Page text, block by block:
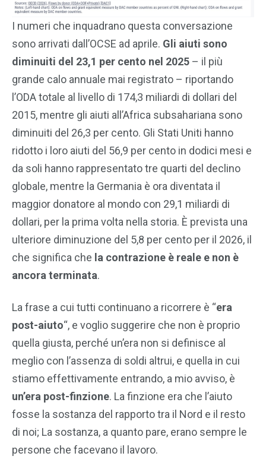
I numeri che inquadrano questa conversazione
sono arrivati dall’OCSE ad aprile. Gli aiuti sono
diminuiti del 23,1 per cento nel 2025 – il più
grande calo annuale mai registrato – riportando
l’ODA totale al livello di 174,3 miliardi di dollari del
2015, mentre gli aiuti all’Africa subsahariana sono
diminuiti del 26,3 per cento. Gli Stati Uniti hanno
ridotto i loro aiuti del 56,9 per cento in dodici mesi e
da soli hanno rappresentato tre quarti del declino
globale, mentre la Germania è ora diventata il
maggior donatore al mondo con 29,1 miliardi di
dollari, per la prima volta nella storia. È prevista una
ulteriore diminuzione del 5,8 per cento per il 2026, il
che significa che la contrazione è reale e non è
ancora terminata.
La frase a cui tutti continuano a ricorrere è “era
post-aiuto“, e voglio suggerire che non è proprio
quella giusta, perché un’era non si definisce al
meglio con l’assenza di soldi altrui, e quella in cui
stiamo effettivamente entrando, a mio avviso, è
un’era post-finzione. La finzione era che l’aiuto
fosse la sostanza del rapporto tra il Nord e il resto
di noi; La sostanza, a quanto pare, erano sempre le
persone che facevano il lavoro.